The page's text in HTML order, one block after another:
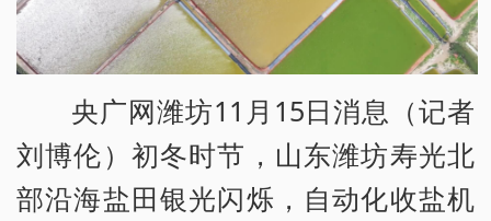
央广网潍坊11月15日消息（记者
刘博伦）初冬时节，山东潍坊寿光北
部沿海盐田银光闪烁，自动化收盐机